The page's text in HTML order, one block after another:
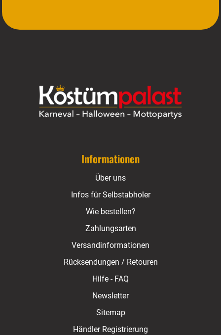
Informationen
Über uns
Infos für Selbstabholer
Wie bestellen?
Zahlungsarten
Versandinformationen
Rücksendungen / Retouren
Hilfe - FAQ
Newsletter
Sitemap
Händler Registrierung